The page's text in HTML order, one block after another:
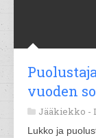
vuoden
Jääkiekko -
Lukko ja